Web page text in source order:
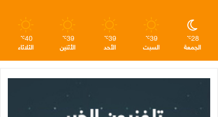
28
℃
الجمعة
39
℃
السبت
39
℃
الأحد
39
℃
الأثنين
40
℃
الثلاثاء